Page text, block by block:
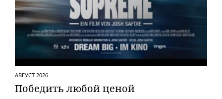
АВГУСТ 2026
Победить любой ценой